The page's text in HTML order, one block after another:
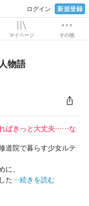
ログイン 新規登録
マイページ その他
物語
ばきっと大丈夫……な
道院で暮らす少女ルテ
、
た…続きを読む